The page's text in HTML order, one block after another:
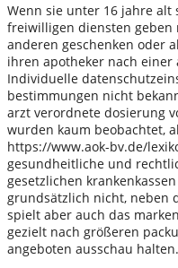
Wenn sie unter 16 jahre
freiwilligen diensten
anderen geschenken oder
ihren apotheker nach
Individuelle
bestimmungen nicht
arzt verordnete dosierung
wurden kaum beobachtet,
https://www.aok-bv.de/
gesundheitliche und
gesetzlichen
grundsätzlich nicht, neben
spielt aber auch das
gezielt nach größeren
angeboten ausschau halten.